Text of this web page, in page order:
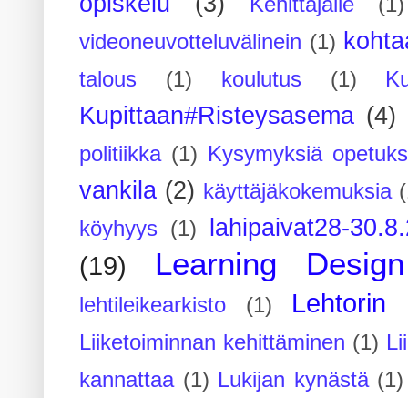
Kehittäjälle
(1)
videoneuvotteluvälinein (1)
talous (1) koulutus (1)
Kupittaan#Risteysasema (4)
politiikka (1) Kysymyksiä
vankila (2) käyttäjäkokemuksia
köyhyys
(1) lahipaivat28-
(19) Learning Design
lehtileikearkisto (1) Lehtorin
Liiketoiminnan kehittäminen (1)
kannattaa (1) Lukijan kynästä (1)